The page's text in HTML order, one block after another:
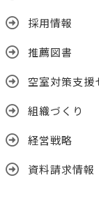
採用情報
推薦図書
空室対策支援
組織づくり
経営戦略
資料請求情報